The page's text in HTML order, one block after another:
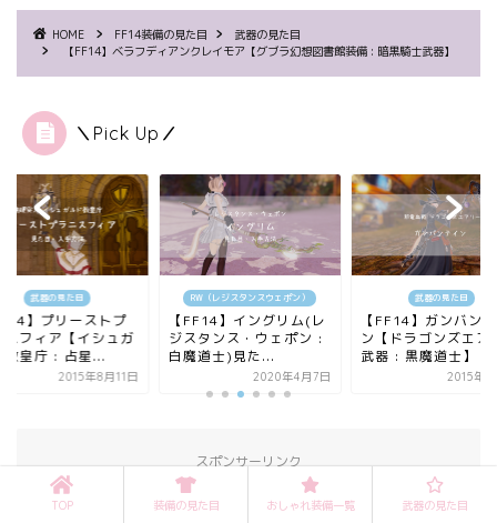
HOME FF14装備の見た目
武器の見た目
【FF14】ベラフディアンクレイモア【グブラ幻想図書館装備 : 暗黒騎士武器】
＼Pick Up／
武器の見た目
】プリーストプ
スフィア【イシュガ
教皇庁 : 占星...
2015年8月11日
RW（レジスタンスウェポン）
【FF14】イングリム(レ
ジスタンス・ウェポン :
白魔道士)見た...
2020年4月7日
武器の見た目
【FF14】ガンバン
ン【ドラゴンズエア
武器 : 黒魔道士】
2015年8
スポンサーリンク
TOP 装備の見た目 おしゃれ装備一覧 武器の見た目